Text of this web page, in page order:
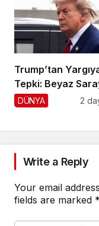
Trump’tan
Tepki: Beyaz
Krizi!
DÜNYA 2
Write a Reply
Your email
fields are marked *